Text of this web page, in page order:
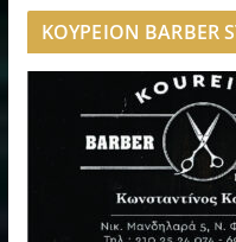
ΚΟΥΡΕΙΟΝ BARBER